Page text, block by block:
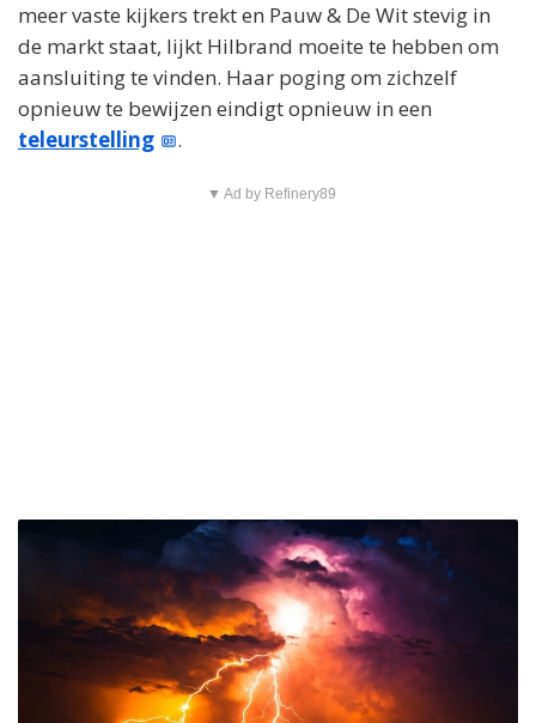
meer vaste kijkers trekt en Pauw & De Wit stevig in
de markt staat, lijkt Hilbrand moeite te hebben om
aansluiting te vinden. Haar poging om zichzelf
opnieuw te bewijzen eindigt opnieuw in een
teleurstelling
.
▼ Ad by Refinery89